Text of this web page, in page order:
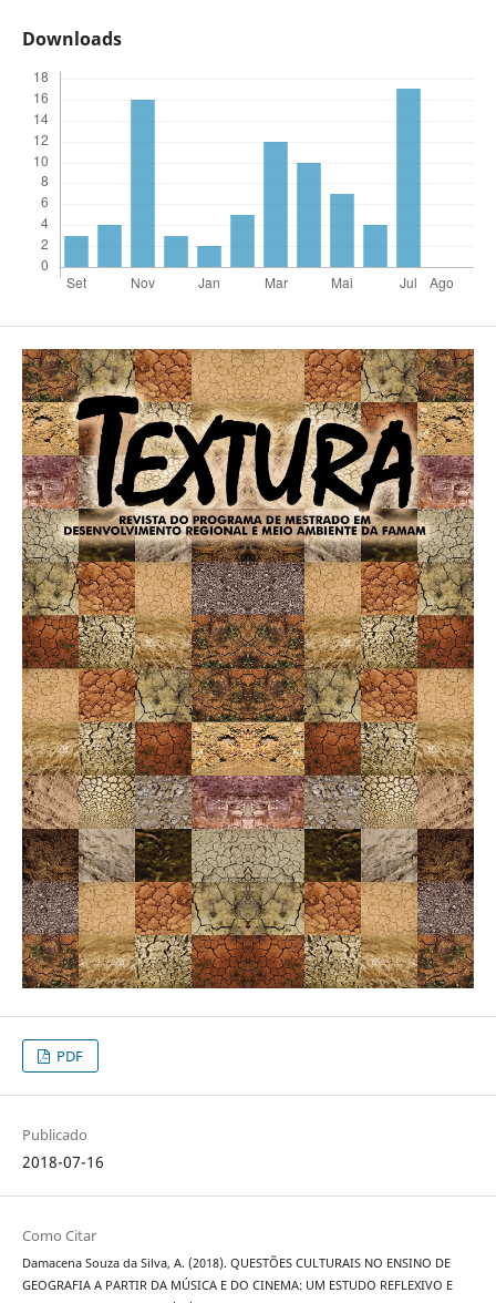
Downloads
PDF
Publicado
2018-07-16
Como Citar
Damacena Souza da Silva, A. (2018). QUESTÕES CULTURAIS NO ENSINO DE
GEOGRAFIA A PARTIR DA MÚSICA E DO CINEMA: UM ESTUDO REFLEXIVO E